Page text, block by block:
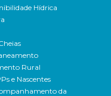
Hídrica
Rural
e Nascentes
da